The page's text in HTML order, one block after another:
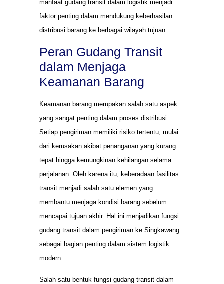
manfaat gudang transit dalam logistik menjadi
faktor penting dalam mendukung keberhasilan
distribusi barang ke berbagai wilayah tujuan.
Peran Gudang Transit
dalam Menjaga
Keamanan Barang
Keamanan barang merupakan salah satu aspek
yang sangat penting dalam proses distribusi.
Setiap pengiriman memiliki risiko tertentu, mulai
dari kerusakan akibat penanganan yang kurang
tepat hingga kemungkinan kehilangan selama
perjalanan. Oleh karena itu, keberadaan fasilitas
transit menjadi salah satu elemen yang
membantu menjaga kondisi barang sebelum
mencapai tujuan akhir. Hal ini menjadikan fungsi
gudang transit dalam pengiriman ke Singkawang
sebagai bagian penting dalam sistem logistik
modern.
Salah satu bentuk fungsi gudang transit dalam